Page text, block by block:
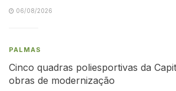
06/08/2026
PALMAS
Cinco quadras poliesportivas da
obras de modernização